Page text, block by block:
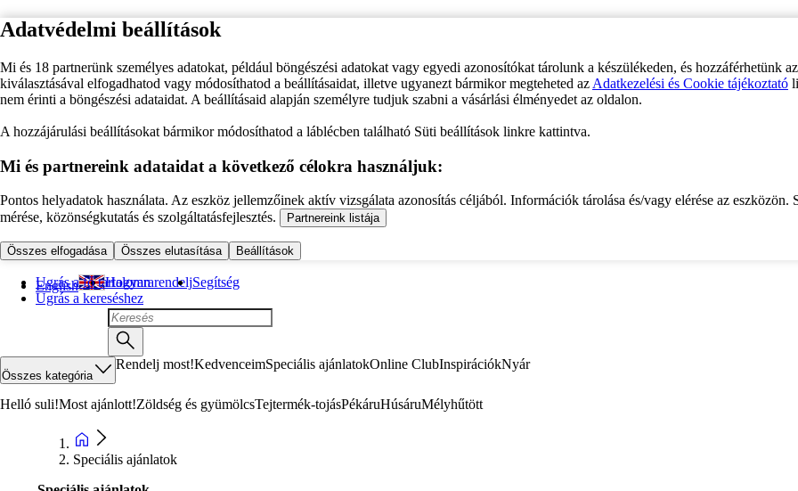
Adatvédelmi beállítások
Mi és 18 partnerünk személyes adatokat, például böngészési adatokat vagy egyedi azonosítókat tárolunk a készülékeden, és hozzáférhetünk
kiválasztásával elfogadhatod vagy módosíthatod a beállításaidat, illetve ugyanezt bármikor megteheted az Adatkezelési és Cookie tájékoztató
nem érinti a böngészési adataidat. A beállításaid alapján személyre tudjuk szabni a vásárlási élményedet az oldalon.
A hozzájárulási beállításokat bármikor módosíthatod a láblécben található Süti beállítások linkre kattintva.
Mi és partnereink adataidat a következő célokra használjuk:
Pontos helyadatok használata. Az eszköz jellemzőinek aktív vizsgálata azonosítás céljából. Információk tárolása és/vagy elérése az eszközön.
mérése, közönségkutatás és szolgáltatásfejlesztés.
Partnereink listája
Összes elfogadása Összes elutasítása Beállítások
Ugrás a fő tartalomra
Ugrás a kereséshez
English Hogyan rendeljSegítség
Összes kategória
Rendelj most!KedvenceimSpeciális ajánlatokOnline ClubInspirációkNyár
Helló suli!Most ajánlott!Zöldség és gyümölcsTejtermék-tojásPékáruHúsáruMélyhűtött
Speciális ajánlatok